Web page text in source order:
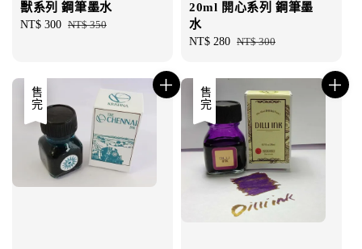
獸系列 鋼筆墨水
Sale
NT$ 300 Regular
NT$ 350
20ml 開心系列 鋼筆墨
水
Sale
NT$ 280 Regular
NT$ 300
售完 售完